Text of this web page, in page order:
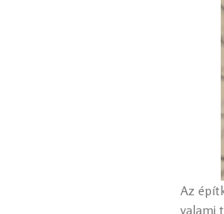
Az
valami